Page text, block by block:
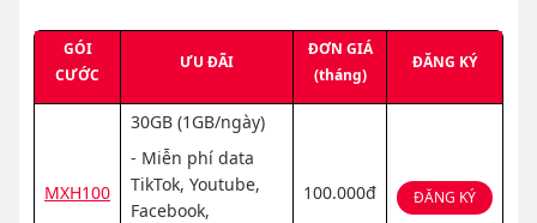
GÓI
CƯỚC
ƯU ĐÃI
ĐƠN GIÁ
(tháng)
ĐĂNG KÝ
MXH100
30GB (1GB/ngày)
- Miễn phí data
TikTok, Youtube,
Facebook,
100.000đ ĐĂNG KÝ